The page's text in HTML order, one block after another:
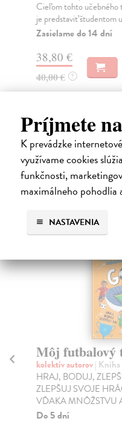
Príjmete
K prevádzke
využívame cookies
funkčnosti,
maximálneho pohodlia
NASTAVENIA
Cieľom tohto učebného
je predstaviť študentom
Zasielame do 14 dní
38,80 €
40,00 € ?
High-contrast mode
Čitatelia s
Môj futbalový
kolektív autorov| Kniha
HRAJ, BODUJ,
ZLEPŠUJ SVOJE
VĎAKA MNÔŽSTVU
Do 5 dní